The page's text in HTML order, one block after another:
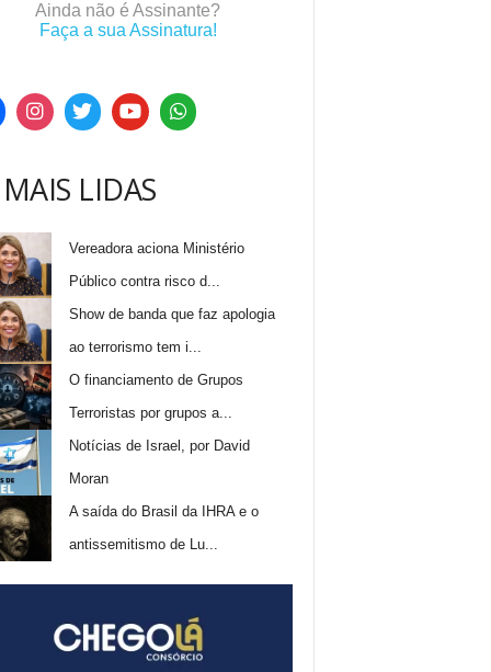
Ainda não é Assinante?
Faça a sua Assinatura!
LIDAS
Vereadora aciona Ministério
Público contra risco d...
Show de banda que faz apologia
ao terrorismo tem i...
O financiamento de Grupos
Terroristas por grupos a...
Notícias de Israel, por David
Moran
A saída do Brasil da IHRA e o
antissemitismo de Lu...